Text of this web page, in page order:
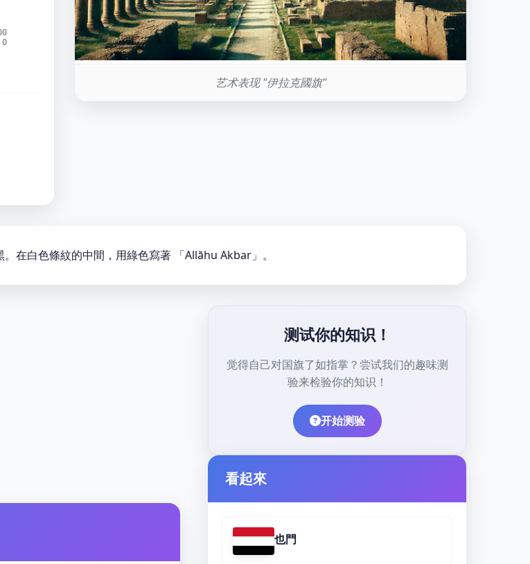
艺术表现 "伊拉克國旗"
在白色條紋的中間，用綠色寫著 「Allāhu Akbar」。
测试你的知识！
觉得自己对国旗了如指掌？尝试我们的趣味测
验来检验你的知识！
开始测验
看起來
也門